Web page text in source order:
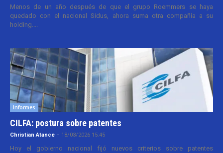
Menos de un año después de que el grupo Roemmers se haya
quedado con el nacional Sidus, ahora suma otra compañía a su
holding....
Informes
CILFA: postura sobre patentes
Christian Atance - 18/03/2026 15:45
Hoy el gobierno nacional fijó nuevos criterios sobre patentes